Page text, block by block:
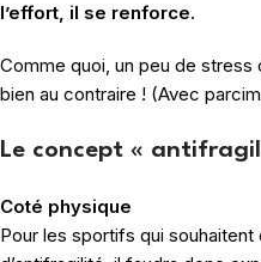
l’effort, il se renforce.
Comme quoi, un peu de stress
bien au contraire ! (Avec
Le concept «
Coté physique
Pour les sportifs qui